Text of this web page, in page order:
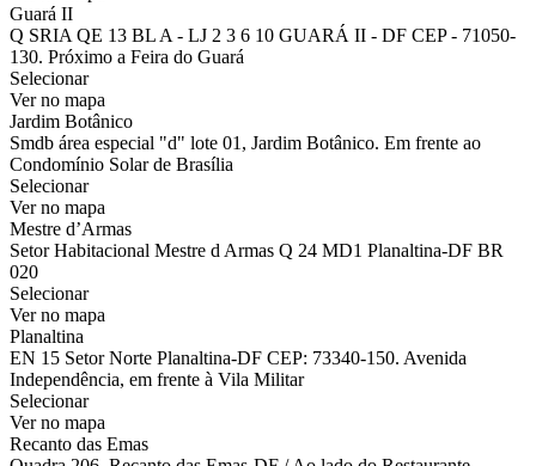
Guará II
Q SRIA QE 13 BL A - LJ 2 3 6 10 GUARÁ II - DF CEP - 71050-
130. Próximo a Feira do Guará
Selecionar
Ver no mapa
Jardim Botânico
Smdb área especial "d" lote 01, Jardim Botânico. Em frente ao
Condomínio Solar de Brasília
Selecionar
Ver no mapa
Mestre d’Armas
Setor Habitacional Mestre d Armas Q 24 MD1 Planaltina-DF BR
020
Selecionar
Ver no mapa
Planaltina
EN 15 Setor Norte Planaltina-DF CEP: 73340-150. Avenida
Independência, em frente à Vila Militar
Selecionar
Ver no mapa
Recanto das Emas